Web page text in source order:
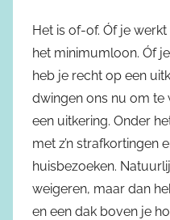
Het is of-of. Óf je
het minimumloon. Óf
heb je recht op een
dwingen ons nu om te
een uitkering. Onder
met z’n strafkortingen
huisbezoeken.
weigeren, maar dan
en een dak boven je